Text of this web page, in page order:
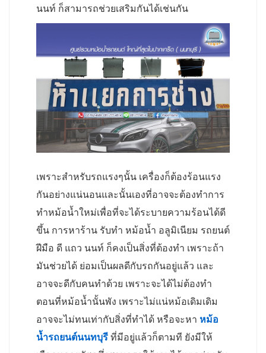
นนท์ ก็สามารถช่วยเสริมกันได้เช่นกัน
เพราะสำหรับรถแรงๆนั้น เครื่องก็ต้องร้อนแรง
กันอย่างแน่นอนและนั้นเองที่อาจจะต้องทำการ
ทำหม้อน้ำใหม่เพื่อที่จะได้ระบายความร้อนได้ดี
ขึ้น การหาร้าน รับทํา หม้อน้ำ อลูมิเนียม รถยนต์
ฝีมือ ดี แถว นนท์ ก็คงเป็นสิ่งที่ต้องทำ เพราะถ้า
มันช่วยได้ ย่อมเป็นผลดีกับรถกันอยู่แล้ว และ
อาจจะดีกับคนทำด้วย เพราะจะได้ไม่ต้องทำ
ตอนที่หม้อน้ำนั้นพัง เพราะไม่แน่หม้อเดิมเดิม
อาจจะไม่ทนเท่ากับสิ่งที่ทำได้ หรือจะหา หม้อ
น้ำรถยนต์นนทบุรีที่มีอยู่แล้วก็ตามที ยังมีให้